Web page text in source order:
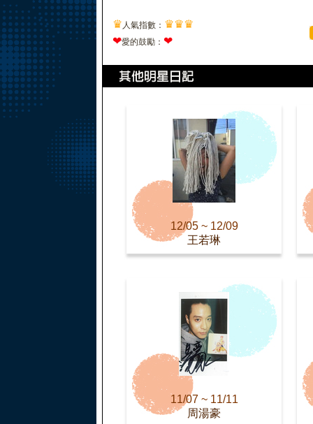
♛ 人氣指數： ♛♛♛
❤愛的鼓勵： ❤
12/05 ~ 12/09
王若琳
11/07 ~ 11/11
周湯豪